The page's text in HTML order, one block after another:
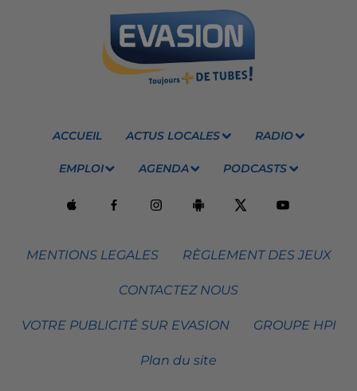
ACCUEIL ACTUS LOCALES RADIO
EMPLOI AGENDA PODCASTS
MENTIONS LEGALES RÈGLEMENT DES JEUX
CONTACTEZ NOUS
VOTRE PUBLICITÉ SUR EVASION GROUPE HPI
Plan du site